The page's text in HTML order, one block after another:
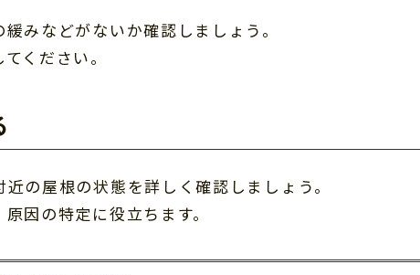
みなどがないか確認しましょう。
ください。
の屋根の状態を詳しく確認しましょう。
因の特定に役立ちます。